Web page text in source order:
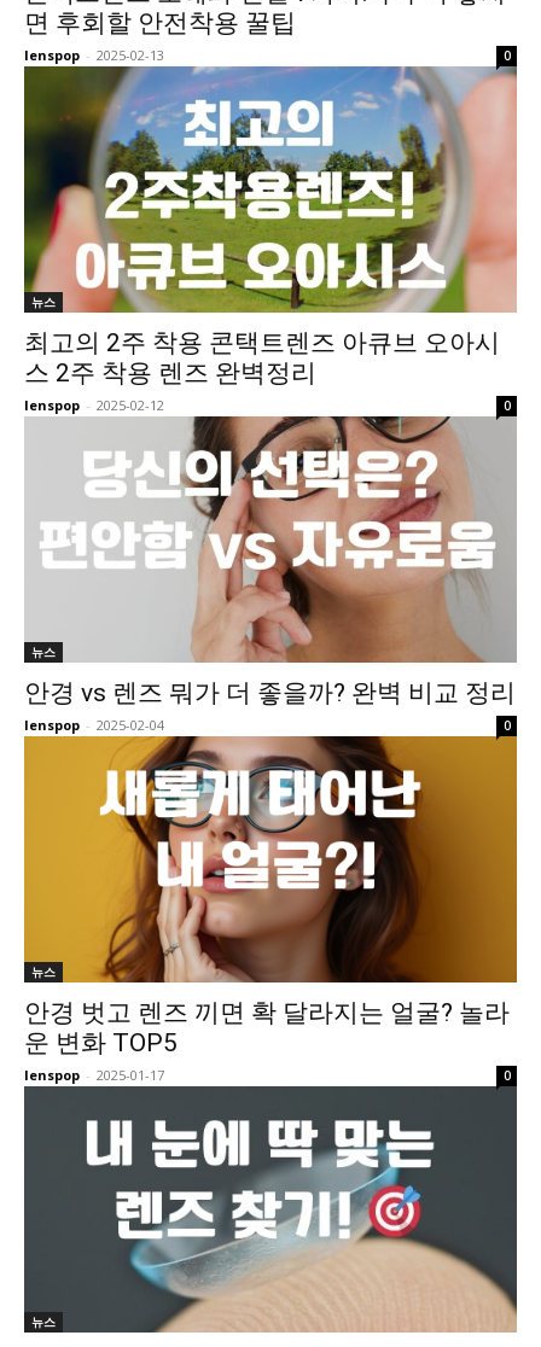
면 후회할 안전착용 꿀팁
lenspop - 2025-02-13 0
뉴스
최고의 2주 착용 콘택트렌즈 아큐브 오아시
스 2주 착용 렌즈 완벽정리
lenspop - 2025-02-12 0
뉴스
안경 vs 렌즈 뭐가 더 좋을까? 완벽 비교 정리
lenspop - 2025-02-04 0
뉴스
안경 벗고 렌즈 끼면 확 달라지는 얼굴? 놀라
운 변화 TOP5
lenspop - 2025-01-17 0
뉴스